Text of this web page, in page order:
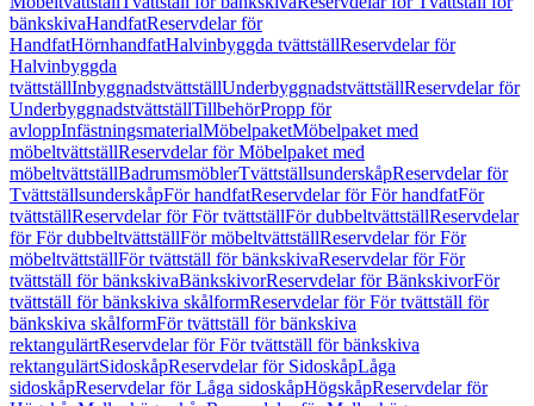
bänkskivaHandfatReservdelar för
HandfatHörnhandfatHalvinbyggda tvättställReservdelar för
Halvinbyggda
tvättställInbyggnadstvättställUnderbyggnadstvättställReservdelar för
UnderbyggnadstvättställTillbehörPropp för
avloppInfästningsmaterialMöbelpaketMöbelpaket med
möbeltvättställReservdelar för Möbelpaket med
möbeltvättställBadrumsmöblerTvättställsunderskåpReservdelar för
TvättställsunderskåpFör handfatReservdelar för För handfatFör
tvättställReservdelar för För tvättställFör dubbeltvättställReservdelar
för För dubbeltvättställFör möbeltvättställReservdelar för För
möbeltvättställFör tvättställ för bänkskivaReservdelar för För
tvättställ för bänkskivaBänkskivorReservdelar för BänkskivorFör
tvättställ för bänkskiva skålformReservdelar för För tvättställ för
bänkskiva skålformFör tvättställ för bänkskiva
rektangulärtReservdelar för För tvättställ för bänkskiva
rektangulärtSidoskåpReservdelar för SidoskåpLåga
sidoskåpReservdelar för Låga sidoskåpHögskåpReservdelar för